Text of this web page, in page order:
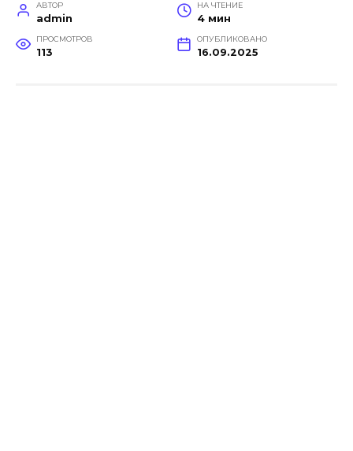
АВТОР
admin
НА ЧТЕНИЕ
4 мин
ПРОСМОТРОВ
113
ОПУБЛИКОВАНО
16.09.2025